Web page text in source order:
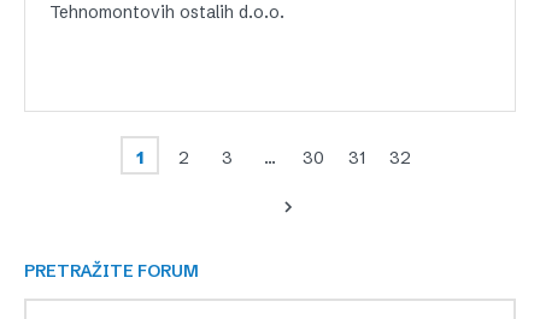
Tehnomontovih ostalih d.o.o.
1 2 3 … 30 31 32
PRETRAŽITE FORUM